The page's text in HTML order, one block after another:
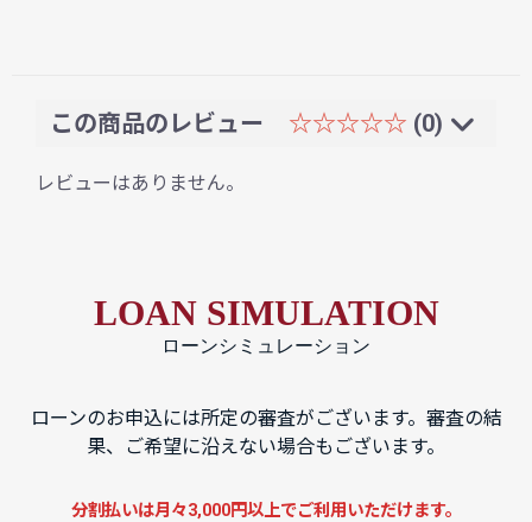
この商品のレビュー ☆☆☆☆☆ (0)
レビューはありません。
LOAN SIMULATION
ローンシミュレーション
ローンのお申込には所定の審査がございます。審査の結
果、ご希望に沿えない場合もございます。
分割払いは月々3,000円以上でご利用いただけます。